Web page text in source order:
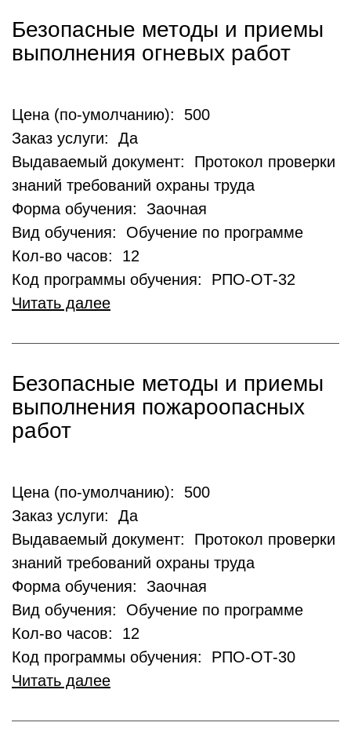
Безопасные методы и приемы
выполнения огневых работ
Цена (по-умолчанию): 500
Заказ услуги: Да
Выдаваемый документ: Протокол проверки
знаний требований охраны труда
Форма обучения: Заочная
Вид обучения: Обучение по программе
Кол-во часов: 12
Код программы обучения: РПО-ОТ-32
Читать далее
Безопасные методы и приемы
выполнения пожароопасных
работ
Цена (по-умолчанию): 500
Заказ услуги: Да
Выдаваемый документ: Протокол проверки
знаний требований охраны труда
Форма обучения: Заочная
Вид обучения: Обучение по программе
Кол-во часов: 12
Код программы обучения: РПО-ОТ-30
Читать далее